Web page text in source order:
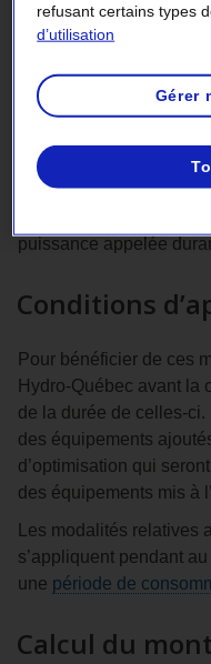
kilowattheures
Économies
Les modalités des tarifs
d’équipements vous
puissance appelée
Conditions
Pour bénéficier de ces
Hydro‑Québec avant la
de la durée de celles-
des équipements
d’optimisation qui
des équipements mis à
Les modalités relatives
s’appliquent pendant
une période de
Calcul du
refusant certains types
d’utilisation
Gérer